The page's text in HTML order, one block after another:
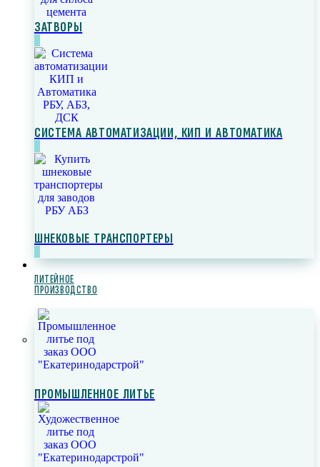
ЗАТВОРЫ
СИСТЕМА АВТОМАТИЗАЦИИ, КИП И АВТОМАТИКА
ШНЕКОВЫЕ ТРАНСПОРТЕРЫ
ЛИТЕЙНОЕ
ПРОИЗВОДСТВО
ПРОМЫШЛЕННОЕ ЛИТЬЕ